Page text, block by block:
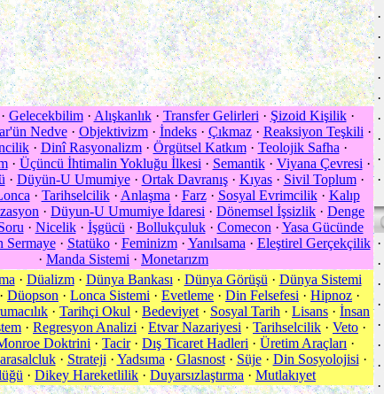
·
·
·
·
·
·
·
·
·
·
·
·
·
·
·
·
·
Gelecekbilim· Alışkanlık· Transfer Gelirleri · Şizoid Kişilik·
Nedve· Objektivizm· İndeks· Çıkmaz· Reaksiyon Teşkili ·
· Dinî Rasyonalizm· Örgütsel Katkım· Teolojik Safha ·
· Üçüncü İhtimalin Yokluğu İlkesi · Semantik· Viyana Çevresi ·
· Düyün-U Umumiye· Ortak Davranış· Kıyas· Sivil Toplum·
· Tarihselcilik· Anlaşma · Farz· Sosyal Evrimcilik· Kalıp
· Düyun-U Umumiye İdaresi · Dönemsel İşsizlik · Denge
· Nicelik· İşgücü · Bollukçuluk· Comecon · Yasa Gücünde
Sermaye· Statüko· Feminizm· Yanılsama · Eleştirel Gerçekçilik
· Manda Sistemi · Monetarızm
· Düalizm· Dünya Bankası · Dünya Görüşü · Dünya Sistemi
· Düopson · Lonca Sistemi · Evetleme · Din Felsefesi · Hipnoz ·
· Tarihçi Okul · Bedeviyet · Sosyal Tarih · Lisans · İnsan
· Regresyon Analizi · Etvar Nazariyesi · Tarihselcilik · Veto ·
Doktrini · Tacir· Dış Ticaret Hadleri · Üretim Araçları ·
· Strateji · Yadsıma · Glasnost· Süje· Din Sosyolojisi ·
· Dikey Hareketlilik · Duyarsızlaştırma · Mutlakıyet